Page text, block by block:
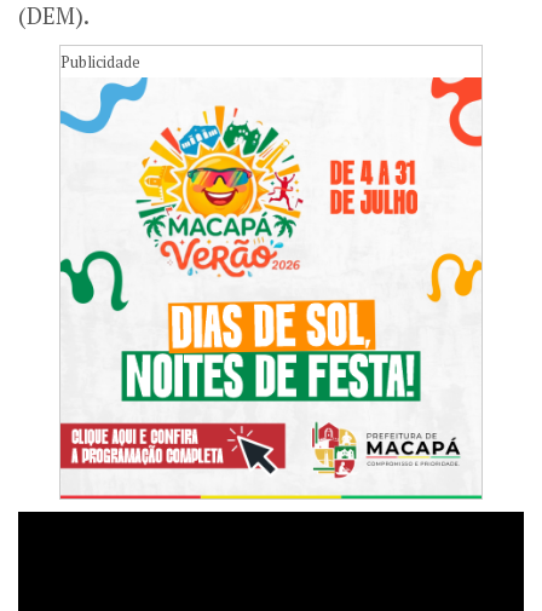
(DEM).
Publicidade